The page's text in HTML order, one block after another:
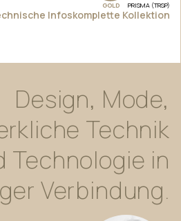
GOLD PRISMA (TRSP)
Infoskomplette Kollektion
Design, Mode,
Technik
Technologie in
Verbindung.